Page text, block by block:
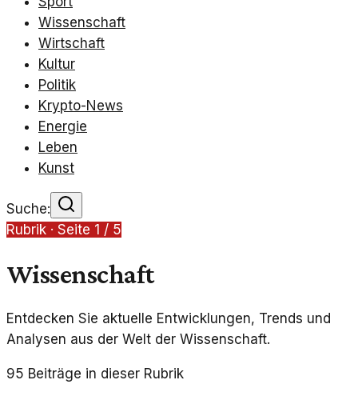
Wissenschaft
Wirtschaft
Kultur
Politik
Krypto-News
Energie
Leben
Kunst
Suche:
Rubrik · Seite 1 / 5
Wissenschaft
Entdecken Sie aktuelle Entwicklungen, Trends und
Analysen aus der Welt der Wissenschaft.
95 Beiträge in dieser Rubrik